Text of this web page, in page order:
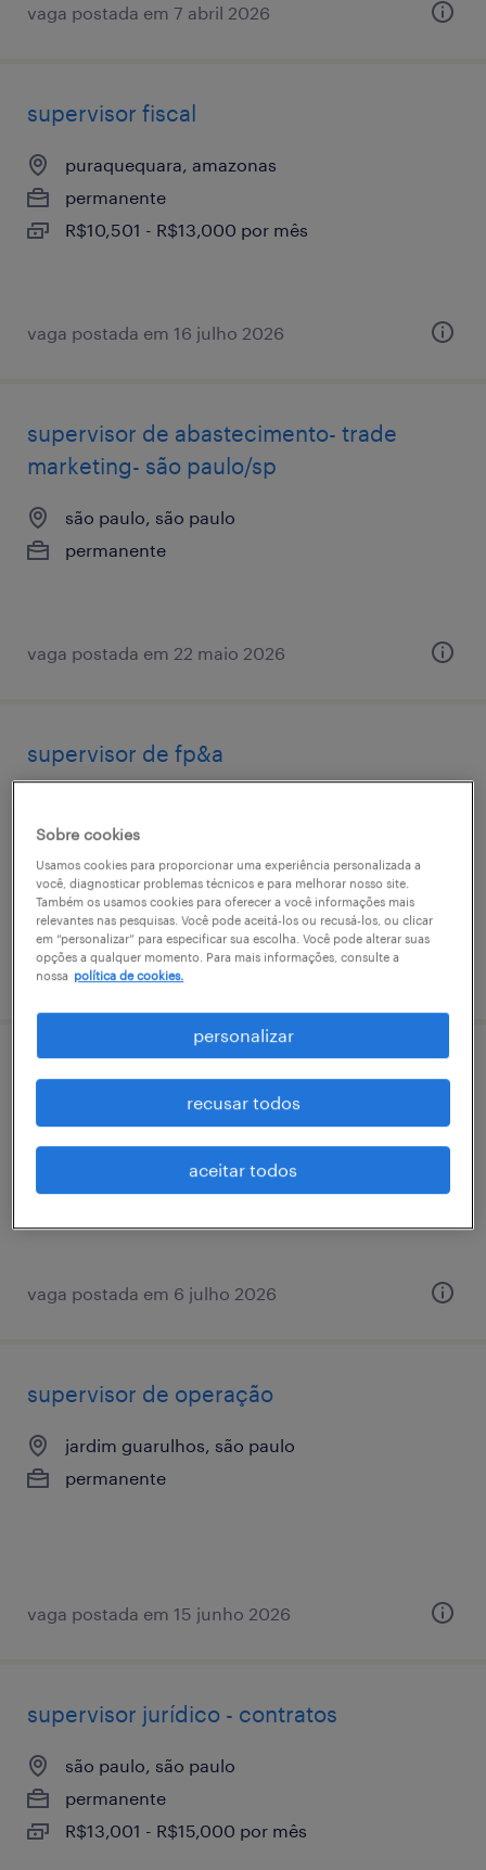
vaga postada em 7 abril 2026
supervisor fiscal
puraquequara, amazonas
permanente
R$10,501 - R$13,000 por mês
vaga postada em 16 julho 2026
supervisor de abastecimento- trade
marketing- são paulo/sp
são paulo, são paulo
permanente
vaga postada em 22 maio 2026
supervisor de fp&a
permanente
R$10,501 - R$13,000 por mês
vaga postada em 10 junho 2026
supervisor de pricing
vila jandira, são paulo
vaga postada em 6 julho 2026
supervisor de operação
jardim guarulhos, são paulo
permanente
vaga postada em 15 junho 2026
supervisor jurídico - contratos
são paulo, são paulo
permanente
R$13,001 - R$15,000 por mês
Sobre cookies
Usamos cookies para proporcionar uma experiência personalizada a
você, diagnosticar problemas técnicos e para melhorar nosso site.
Também os usamos cookies para oferecer a você informações mais
relevantes nas pesquisas. Você pode aceitá-los ou recusá-los, ou clicar
em “personalizar” para especificar sua escolha. Você pode alterar suas
opções a qualquer momento. Para mais informações, consulte a
nossa política de cookies.
personalizar
recusar todos
aceitar todos